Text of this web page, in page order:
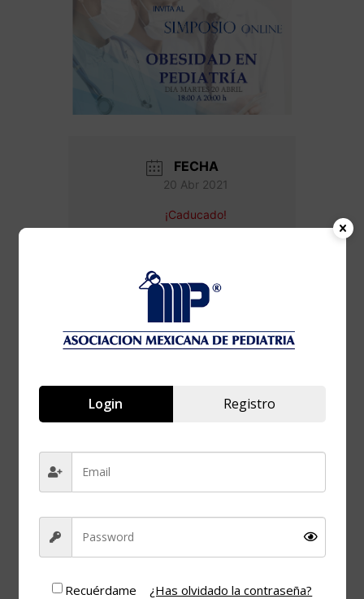
FECHA
20 Abr 2021
¡Caducado!
6:00 pm - 8:00 pm
Obesidad en
pediatría
Login Registro
Recuérdame ¿Has olvidado la contraseña?